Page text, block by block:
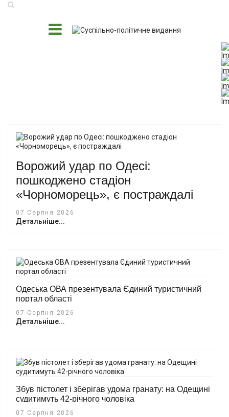
Ворожий удар по Одесі:
пошкоджено стадіон
«Чорноморець», є постраждалі
07 Серпня 2026
Детальніше...
Одеська ОВА презентувала Єдиний туристичний
портал області
07 Серпня 2026
Детальніше...
Збув пістолет і зберігав удома гранату: на Одещині
судитимуть 42-річного чоловіка
07 Серпня 2026